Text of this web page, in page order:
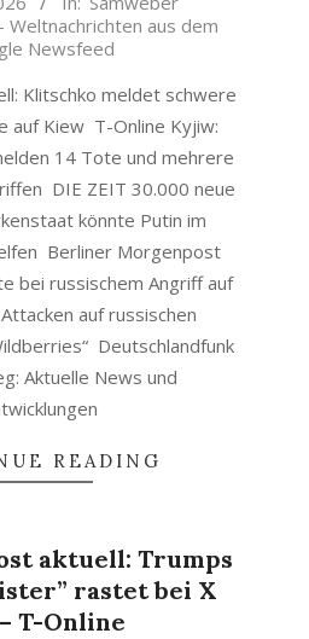
Weltnachrichten aus dem
Newsfeed
Klitschko meldet schwere
auf Kiew T-Online Kyjiw:
14 Tote und mehrere
DIE ZEIT 30.000 neue
könnte Putin im
Berliner Morgenpost
bei russischem Angriff auf
auf russischen
Deutschlandfunk
Aktuelle News und
READING
aktuell: Trumps
rastet bei X
T-Online